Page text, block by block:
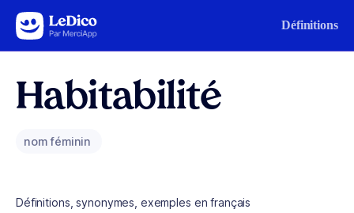
Aller au contenu Définitions
Habitabilité
nom féminin
Définitions, synonymes, exemples en français